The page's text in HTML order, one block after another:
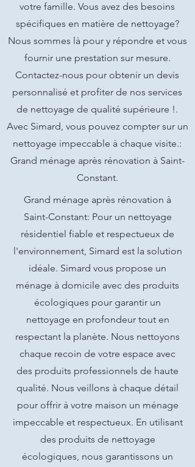
votre famille. Vous avez des besoins
spécifiques en matière de nettoyage?
Nous sommes là pour y répondre et vous
fournir une prestation sur mesure.
Contactez-nous pour obtenir un devis
personnalisé et profiter de nos services
de nettoyage de qualité supérieure !.
Avec Simard, vous pouvez compter sur un
nettoyage impeccable à chaque visite.:
Grand ménage après rénovation à Saint-
Constant.
Grand ménage après rénovation à
Saint-Constant: Pour un nettoyage
résidentiel fiable et respectueux de
l'environnement, Simard est la solution
idéale. Simard vous propose un
ménage à domicile avec des produits
écologiques pour garantir un
nettoyage en profondeur tout en
respectant la planète. Nous nettoyons
chaque recoin de votre espace avec
des produits professionnels de haute
qualité. Nous veillons à chaque détail
pour offrir à votre maison un ménage
impeccable et respectueux. En utilisant
des produits de nettoyage
écologiques, nous garantissons un